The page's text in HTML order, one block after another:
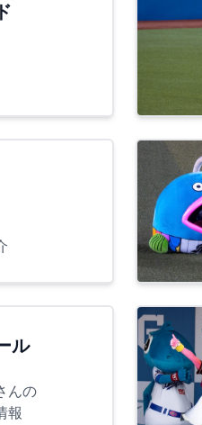
ル
んの
報